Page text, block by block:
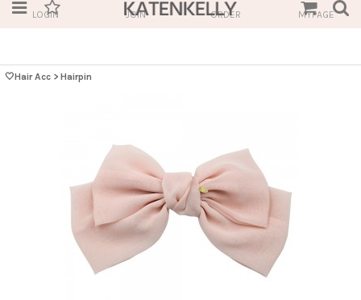
LOGIN JOIN ORDER MYPAGE
🤍Hair Acc > Hairpin